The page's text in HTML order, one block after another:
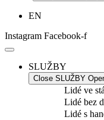
EN
Instagram Facebook-f
SLUŽBY
Close SLUŽBY
Lidé ve
Lidé bez
Lidé s